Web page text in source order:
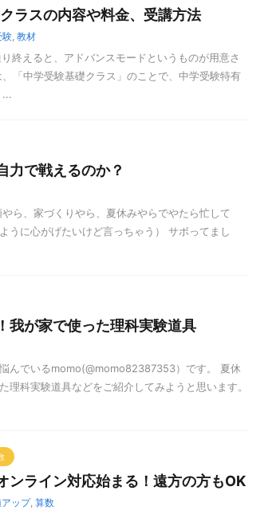
ラスの内容や料金、受講方法
験 教材
終えると、アドバンスモードというものが用意さ
「中学受験基礎クラス」のことで、中学受験特有
力で戦えるのか？
ら、家づくりやら、夏休みやらでやたら忙して
うに心がげたいけど言っちゃう） サボってまし
我が家で使った理科実験道具
んでいるmomo(@momo82387353）です。 夏休
理科実験道具などをご紹介してみようと思います。
ンライン対応始まる！遠方の方もOK
ップ, 算数